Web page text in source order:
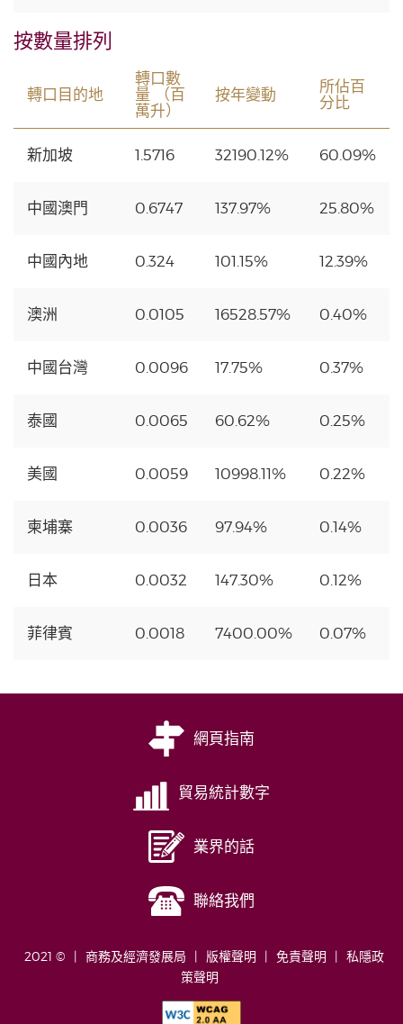
按數量排列
轉口目的地
轉口數
量 （百
萬升）
按年變動
所佔百
分比
新加坡 1.5716 32190.12% 60.09%
中國澳門 0.6747 137.97% 25.80%
中國內地 0.324 101.15% 12.39%
澳洲 0.0105 16528.57% 0.40%
中國台灣 0.0096 17.75% 0.37%
泰國 0.0065 60.62% 0.25%
美國 0.0059 10998.11% 0.22%
柬埔寨 0.0036 97.94% 0.14%
日本 0.0032 147.30% 0.12%
菲律賓 0.0018 7400.00% 0.07%
網頁指南
貿易統計數字
業界的話
聯絡我們
2021 © 商務及經濟發展局 版權聲明 免責聲明
私隱政
策聲明